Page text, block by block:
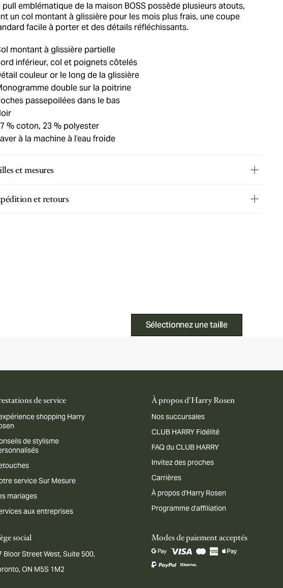
pull emblématique de la maison BOSS possède plusieurs atouts,
un col montant à glissière pour les mois plus frais, une coupe
facile à porter et des détails réfléchissants.
montant à glissière partielle
inférieur, col et poignets côtelés
couleur or le long de la glissière
double sur la poitrine
passepoilées dans le bas
% coton, 23 % polyester
à la machine à l’eau froide
et mesures
et retours
Sélectionnez une taille
de service
shopping Harry
de stylisme
service Sur Mesure
mariages
aux entreprises
À propos d'Harry Rosen
Nos succursales
CLUB HARRY Fidélité
FAQ du CLUB HARRY
Invitez des proches
Carrières
À propos d'Harry Rosen
Programme d'affiliation
social
Bloor Street West, Suite 500,
ON M5S 1M2
Modes de paiement acceptés